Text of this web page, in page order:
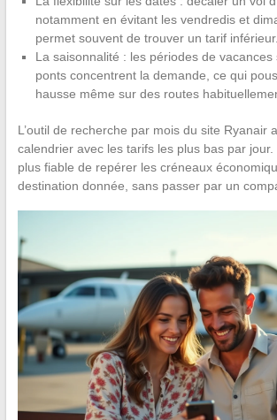
notamment en évitant les vendredis et
permet souvent de trouver un tarif inférieur.
La saisonnalité : les périodes de vacances
ponts concentrent la demande, ce qui
hausse même sur des routes
L’outil de recherche par mois du site Ryanair
calendrier avec les tarifs les plus bas par jour.
plus fiable de repérer les créneaux
destination donnée, sans passer par un